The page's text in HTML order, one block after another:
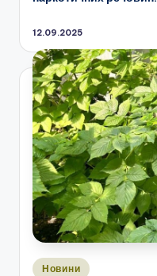
12.09.2025
Опубліковано
Новини